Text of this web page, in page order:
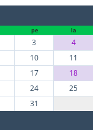
pe la
3
4
10
11
17
18
24
25
31